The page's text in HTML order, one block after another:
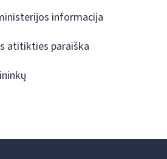
informacija
atitikties paraiška